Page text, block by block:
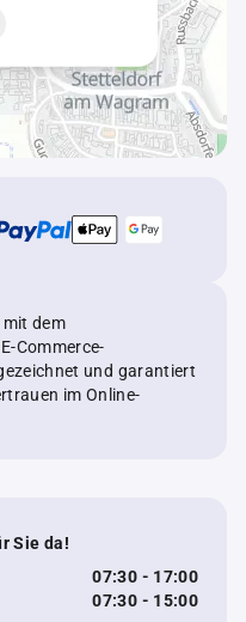
mit dem
Commerce-
und garantiert
im Online-
Sie da!
07:30 - 17:00
07:30 - 15:00